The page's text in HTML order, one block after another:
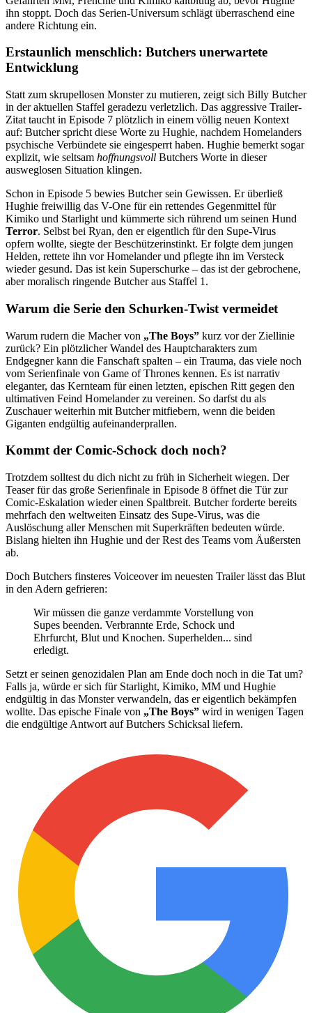
ihn stoppt. Doch das Serien-Universum schlägt überraschend eine
andere Richtung ein.
Erstaunlich menschlich: Butchers unerwartete
Entwicklung
Statt zum skrupellosen Monster zu mutieren, zeigt sich Billy Butcher
in der aktuellen Staffel geradezu verletzlich. Das aggressive Trailer-
Zitat taucht in Episode 7 plötzlich in einem völlig neuen Kontext
auf: Butcher spricht diese Worte zu Hughie, nachdem Homelanders
psychische Verbündete sie eingesperrt haben. Hughie bemerkt sogar
explizit, wie seltsam hoffnungsvoll Butchers Worte in dieser
ausweglosen Situation klingen.
Schon in Episode 5 bewies Butcher sein Gewissen. Er überließ
Hughie freiwillig das V-One für ein rettendes Gegenmittel für
Kimiko und Starlight und kümmerte sich rührend um seinen Hund
Terror. Selbst bei Ryan, den er eigentlich für den Supe-Virus
opfern wollte, siegte der Beschützerinstinkt. Er folgte dem jungen
Helden, rettete ihn vor Homelander und pflegte ihn im Versteck
wieder gesund. Das ist kein Superschurke – das ist der gebrochene,
aber moralisch ringende Butcher aus Staffel 1.
Warum die Serie den Schurken-Twist vermeidet
Warum rudern die Macher von „The Boys” kurz vor der Ziellinie
zurück? Ein plötzlicher Wandel des Hauptcharakters zum
Endgegner kann die Fanschaft spalten – ein Trauma, das viele noch
vom Serienfinale von Game of Thrones kennen. Es ist narrativ
eleganter, das Kernteam für einen letzten, epischen Ritt gegen den
ultimativen Feind Homelander zu vereinen. So darfst du als
Zuschauer weiterhin mit Butcher mitfiebern, wenn die beiden
Giganten endgültig aufeinanderprallen.
Kommt der Comic-Schock doch noch?
Trotzdem solltest du dich nicht zu früh in Sicherheit wiegen. Der
Teaser für das große Serienfinale in Episode 8 öffnet die Tür zur
Comic-Eskalation wieder einen Spaltbreit. Butcher forderte bereits
mehrfach den weltweiten Einsatz des Supe-Virus, was die
Auslöschung aller Menschen mit Superkräften bedeuten würde.
Bislang hielten ihn Hughie und der Rest des Teams vom Äußersten
ab.
Doch Butchers finsteres Voiceover im neuesten Trailer lässt das Blut
in den Adern gefrieren:
Wir müssen die ganze verdammte Vorstellung von
Supes beenden. Verbrannte Erde, Schock und
Ehrfurcht, Blut und Knochen. Superhelden... sind
erledigt.
Setzt er seinen genozidalen Plan am Ende doch noch in die Tat um?
Falls ja, würde er sich für Starlight, Kimiko, MM und Hughie
endgültig in das Monster verwandeln, das er eigentlich bekämpfen
wollte. Das epische Finale von „The Boys” wird in wenigen Tagen
die endgültige Antwort auf Butchers Schicksal liefern.